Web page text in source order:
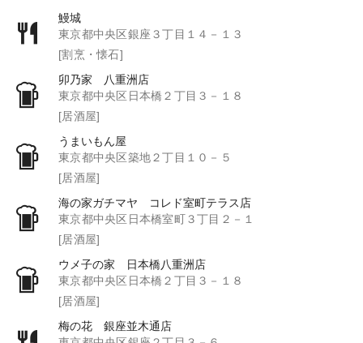
鰻城
東京都中央区銀座３丁目１４－１３
[割烹・懐石]
卯乃家 八重洲店
東京都中央区日本橋２丁目３－１８
[居酒屋]
うまいもん屋
東京都中央区築地２丁目１０－５
[居酒屋]
海の家ガチマヤ コレド室町テラス店
東京都中央区日本橋室町３丁目２－１
[居酒屋]
ウメ子の家 日本橋八重洲店
東京都中央区日本橋２丁目３－１８
[居酒屋]
梅の花 銀座並木通店